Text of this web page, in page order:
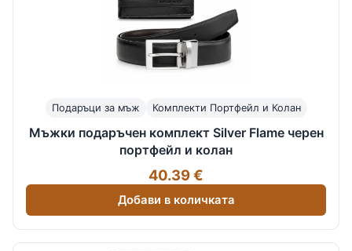
Подаръци за мъж Комплекти Портфейл и Колан
Мъжки подаръчен комплект Silver Flame черен
портфейл и колан
40.39 €
Добави в количката